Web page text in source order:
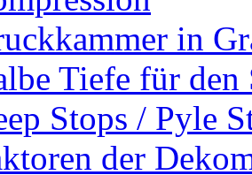
in
Tiefe für den
Stops / Pyle
der